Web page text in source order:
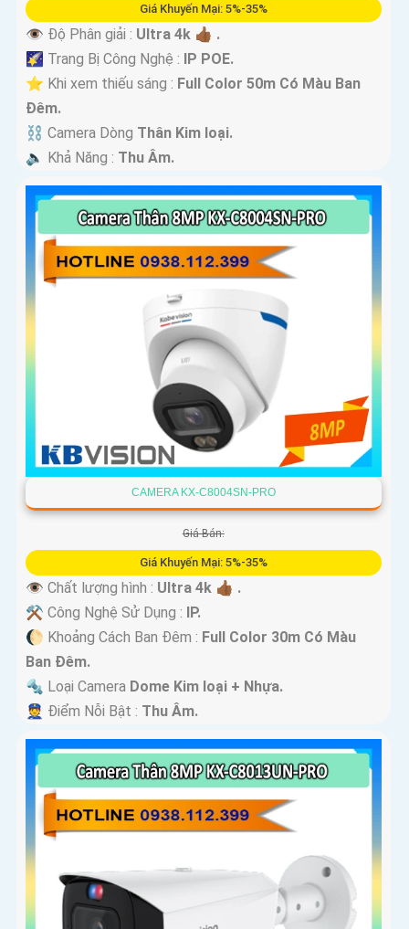
Giá Khuyến Mại: 5%-35%
👁 Độ Phân giải : Ultra 4k 👍🏾 .
🌠 Trang Bị Công Nghệ : IP POE.
⭐ Khi xem thiếu sáng : Full Color 50m Có Màu Ban
Ðêm.
⛓ Camera Dòng Thân Kim loại.
️🔈 Khả Năng : Thu Âm.
CAMERA KX-C8004SN-PRO
Giá Bán:
Giá Khuyến Mại: 5%-35%
👁 Chất lượng hình : Ultra 4k 👍🏾 .
⚒ Công Nghệ Sử Dụng : IP.
🌔 Khoảng Cách Ban Đêm : Full Color 30m Có Màu
Ban Ðêm.
🔩 Loại Camera Dome Kim loại + Nhựa.
️👮 Điểm Nỗi Bật : Thu Âm.